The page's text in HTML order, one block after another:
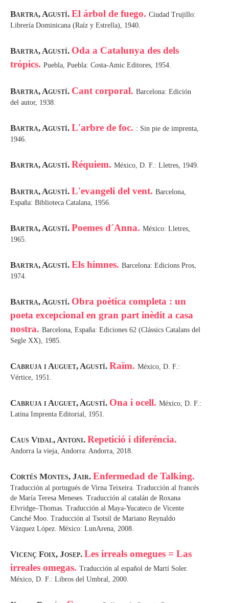
Bartra, Agustí. El árbol de fuego. Ciudad Trujillo:
Librería Dominicana (Raíz y Estrella), 1940.
Bartra, Agustí. Oda a Catalunya des dels
trópics. Puebla, Puebla: Costa-Amic Editores, 1954.
Bartra, Agustí. Cant corporal. Barcelona: Edición
del autor, 1938.
Bartra, Agustí. L'arbre de foc. : Sin pie de imprenta,
1946.
Bartra, Agustí. Réquiem. México, D. F.: Lletres, 1949.
Bartra, Agustí. L'evangeli del vent. Barcelona,
España: Biblioteca Catalana, 1956.
Bartra, Agustí. Poemes d´Anna. México: Lletres,
1965.
Bartra, Agustí. Els himnes. Barcelona: Edicions Pros,
1974.
Bartra, Agustí. Obra poètica completa : un
poeta excepcional en gran part inèdit a casa
nostra. Barcelona, España: Ediciones 62 (Clássics Catalans del
Segle XX), 1985.
Cabruja i Auguet, Agustí. Raïm. México, D. F.:
Vértice, 1951.
Cabruja i Auguet, Agustí. Ona i ocell. México, D. F.:
Latina Imprenta Editorial, 1951.
Caus Vidal, Antoni. Repetició i diferéncia.
Andorra la vieja, Andorra: Andorra, 2018.
Cortés Montes, Jair. Enfermedad de Talking.
Traducción al portugués de Virna Teixeira. Traducción al francés
de María Teresa Meneses. Traducción al catalán de Roxana
Elvridge–Thomas. Traducción al Maya-Yucateco de Vicente
Canché Moo. Traducción al Tsotsil de Mariano Reynaldo
Vázquez López. México: LunArena, 2008.
Vicenç Foix, Josep. Les irreals omegues = Las
irreales omegas. Traducción al español de Martí Soler.
México, D. F.: Libros del Umbral, 2000.